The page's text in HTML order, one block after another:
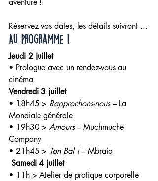
aventure !
Réservez vos dates, les détails suivront ...
Au programme !
Jeudi 2 juillet
• Prologue avec un rendez-vous au
cinéma
Vendredi 3 juillet
• 18h45 > Rapprochons-nous – La
Mondiale générale
• 19h30 > Amours – Muchmuche
Company
• 21h45 > Ton Bal ! – Mbraia
Samedi 4 juillet
• 11h > Atelier de pratique corporelle